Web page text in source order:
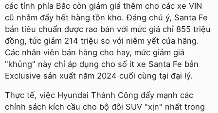
các tỉnh phía Bắc còn giảm giá thêm cho các xe VIN
cũ nhằm đẩy hết hàng tồn kho. Đáng chú ý, Santa Fe
bản tiêu chuẩn được rao bán với mức giá chỉ 855 triệu
đồng, tức giảm 214 triệu so với niêm yết của hãng.
Các nhân viên bán hàng cho hay, mức giảm giá
"khủng" này chỉ áp dụng cho số ít xe Santa Fe bản
Exclusive sản xuất năm 2024 cuối cùng tại đại lý.
Thực tế, việc Hyundai Thành Công đẩy mạnh các
chính sách kích cầu cho bộ đôi SUV "xịn" nhất trong